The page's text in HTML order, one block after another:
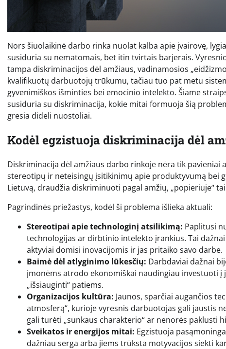
Nors šiuolaikinė darbo rinka nuolat kalba apie įvairovę,
susiduria su nematomais, bet itin tvirtais barjerais.
tampa diskriminacijos dėl amžiaus, vadinamosios
kvalifikuotų darbuotojų trūkumu, tačiau tuo pat metu
gyvenimiškos išminties bei emocinio intelekto. Šiame
susiduria su diskriminacija, kokie mitai formuoja šią
gresia dideli nuostoliai.
Kodėl egzistuoja diskriminacija dėl
Diskriminacija dėl amžiaus darbo rinkoje nėra tik pavieniai
stereotipų ir neteisingų įsitikinimų apie produktyvumą bei
Lietuvą, draudžia diskriminuoti pagal amžių, „popieriuje“
Pagrindinės priežastys, kodėl ši problema išlieka aktuali:
Stereotipai apie technologinį atsilikimą: Paplitusi
technologijas ar dirbtinio intelekto įrankius. Tai
aktyviai domisi inovacijomis ir jas pritaiko savo darbe.
Baimė dėl atlyginimo lūkesčių: Darbdaviai dažnai
įmonėms atrodo ekonomiškai naudingiau investuoti
„išsiauginti“ patiems.
Organizacijos kultūra: Jaunos, sparčiai augančios
atmosferą“, kurioje vyresnis darbuotojas gali jaustis
gali turėti „sunkaus charakterio“ ar nenorės paklusti
Sveikatos ir energijos mitai: Egzistuoja
dažniau serga arba jiems trūksta motyvacijos siekti